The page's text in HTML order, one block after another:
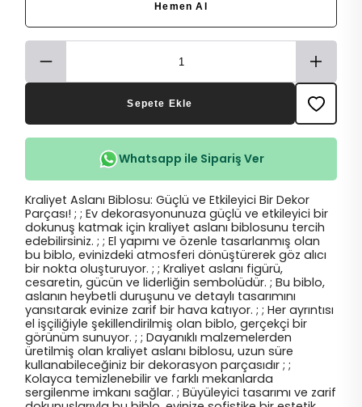
Hemen Al
Sepete Ekle
Whatsapp ile Sipariş Ver
Kraliyet Aslanı Biblosu: Güçlü ve Etkileyici Bir Dekor
Parçası! ; ; Ev dekorasyonunuza güçlü ve etkileyici bir
dokunuş katmak için kraliyet aslanı biblosunu tercih
edebilirsiniz. ; ; El yapımı ve özenle tasarlanmış olan
bu biblo, evinizdeki atmosferi dönüştürerek göz alıcı
bir nokta oluşturuyor. ; ; Kraliyet aslanı figürü,
cesaretin, gücün ve liderliğin sembolüdür. ; Bu biblo,
aslanın heybetli duruşunu ve detaylı tasarımını
yansıtarak evinize zarif bir hava katıyor. ; ; Her ayrıntısı
el işçiliğiyle şekillendirilmiş olan biblo, gerçekçi bir
görünüm sunuyor. ; ; Dayanıklı malzemelerden
üretilmiş olan kraliyet aslanı biblosu, uzun süre
kullanabileceğiniz bir dekorasyon parçasıdır ; ;
Kolayca temizlenebilir ve farklı mekanlarda
sergilenme imkanı sağlar. ; Büyüleyici tasarımı ve zarif